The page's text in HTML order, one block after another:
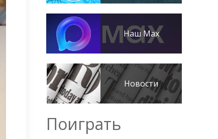
Наш Max
Новости
Поиграть